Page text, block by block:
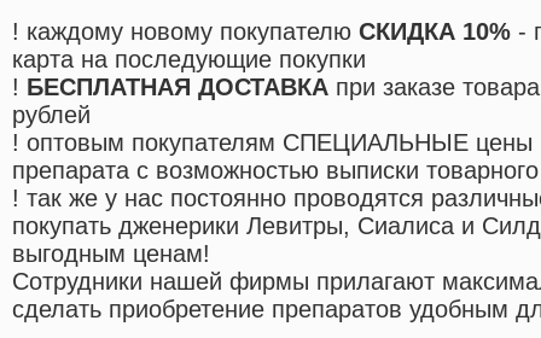
! каждому новому покупателю СКИДКА 10% -
карта на последующие покупки
! БЕСПЛАТНАЯ ДОСТАВКА при заказе
рублей
! оптовым покупателям СПЕЦИАЛЬНЫЕ цены
препарата с возможностью выписки
! так же у нас постоянно проводятся
покупать дженерики Левитры, Сиалиса и
выгодным ценам!
Cотрудники нашей фирмы прилагают
сделать приобретение препаратов удобным